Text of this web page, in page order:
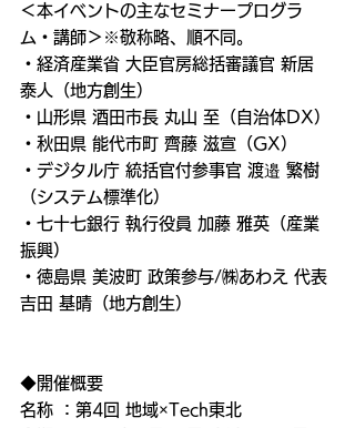
＜本イベントの主なセミナープログラ
ム・講師＞※敬称略、順不同。
・経済産業省 大臣官房総括審議官 新居
泰人（地方創生）
・山形県 酒田市長 丸山 至（自治体DX）
・秋田県 能代市町 齊藤 滋宣（GX）
・デジタル庁 統括官付参事官 渡邉 繁樹
（システム標準化）
・七十七銀行 執行役員 加藤 雅英（産業
振興）
・徳島県 美波町 政策参与/㈱あわえ 代表
吉田 基晴（地方創生）
◆開催概要
名称 ：第4回 地域×Tech東北